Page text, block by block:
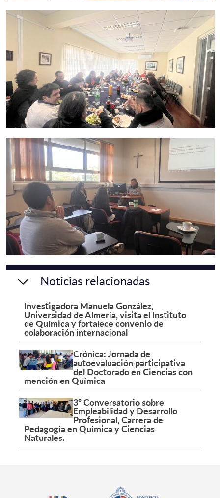
Noticias relacionadas
Investigadora Manuela González,
Universidad de Almería, visita el Instituto
de Química y fortalece convenio de
colaboración internacional
Crónica: Jornada de
autoevaluación participativa
del Doctorado en Ciencias con
mención en Química
3º Conversatorio sobre
Empleabilidad y Desarrollo
Profesional, Carrera de
Pedagogía en Química y Ciencias
Naturales.